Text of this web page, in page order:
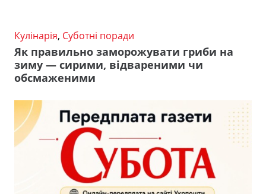
Кулінарія, Суботні поради
Як правильно заморожувати гриби на
зиму — сирими, відвареними чи
обсмаженими